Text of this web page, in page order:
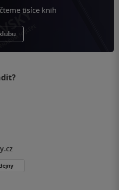
tisíce knih